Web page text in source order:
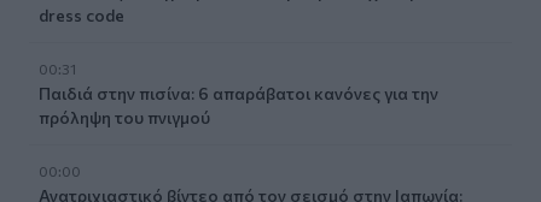
dress code
00:31
Παιδιά στην πισίνα: 6 απαράβατοι κανόνες για την
πρόληψη του πνιγμού
00:00
Ανατριχιαστικό βίντεο από τον σεισμό στην Ιαπωνία: